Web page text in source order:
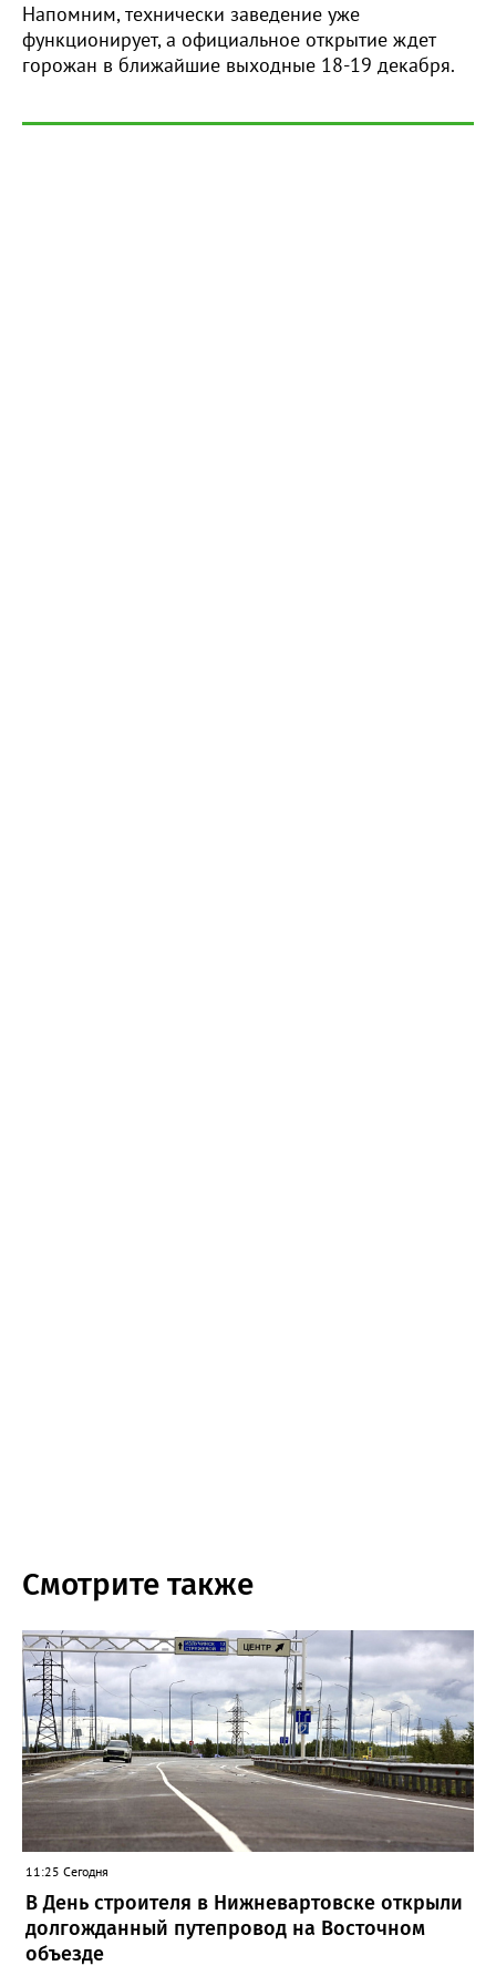
Напомним, технически заведение уже
функционирует, а официальное открытие ждет
горожан в ближайшие выходные 18-19 декабря.
Смотрите также
11:25 Сегодня
В День строителя в Нижневартовске открыли
долгожданный путепровод на Восточном
объезде